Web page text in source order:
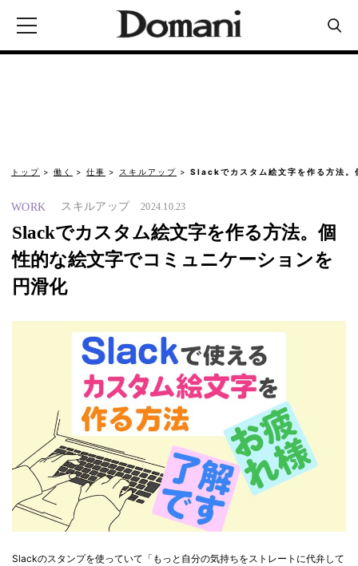
トップ 働く 仕事 スキルアップ Slackでカスタム絵文字を作る方法。
WORK スキルアップ 2024.10.23
Slackでカスタム絵文字を作る方法。個
性的な絵文字でコミュニケーションを
円滑化
Slackのスタンプを使っていて「もっと自分の気持ちをストレートに代弁して